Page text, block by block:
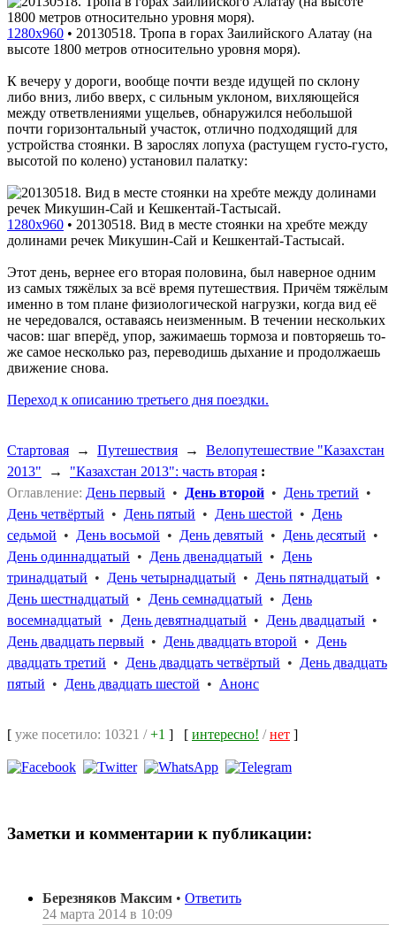
1280x960 • 20130518. Тропа в горах Заилийского Алатау (на
высоте 1800 метров относительно уровня моря).
К вечеру у дороги, вообще почти везде идущей по склону
либо вниз, либо вверх, с сильным уклоном, вихляющейся
между ответвлениями ущельев, обнаружился небольшой
почти горизонтальный участок, отлично подходящий для
устройства стоянки. В зарослях лопуха (растущем густо-густо,
высотой по колено) установил палатку:
1280x960 • 20130518. Вид в месте стоянки на хребте между
долинами речек Микушин-Сай и Кешкентай-Тастысай.
Этот день, вернее его вторая половина, был наверное одним
из самых тяжёлых за всё время путешествия. Причём тяжёлым
именно в том плане физиологической нагрузки, когда вид её
не чередовался, оставаясь неизменным. В течении нескольких
часов: шаг вперёд, упор, зажимаешь тормоза и повторяешь то-
же самое несколько раз, переводишь дыхание и продолжаешь
движение снова.
Переход к описанию третьего дня поездки.
Стартовая → Путешествия → Велопутешествие "Казахстан
2013" → "Казахстан 2013": часть вторая :
Оглавление: День первый • День второй • День третий •
День четвёртый • День пятый • День шестой • День
седьмой • День восьмой • День девятый • День десятый •
День одиннадцатый • День двенадцатый • День
тринадцатый • День четырнадцатый • День пятнадцатый •
День шестнадцатый • День семнадцатый • День
восемнадцатый • День девятнадцатый • День двадцатый •
День двадцать первый • День двадцать второй • День
двадцать третий • День двадцать четвёртый • День двадцать
пятый • День двадцать шестой • Анонс
[ уже посетило: 10321 /+1 ] [ интересно! /нет ]
Заметки и комментарии к публикации:
Березняков Максим • Ответить
24 марта 2014 в 10:09